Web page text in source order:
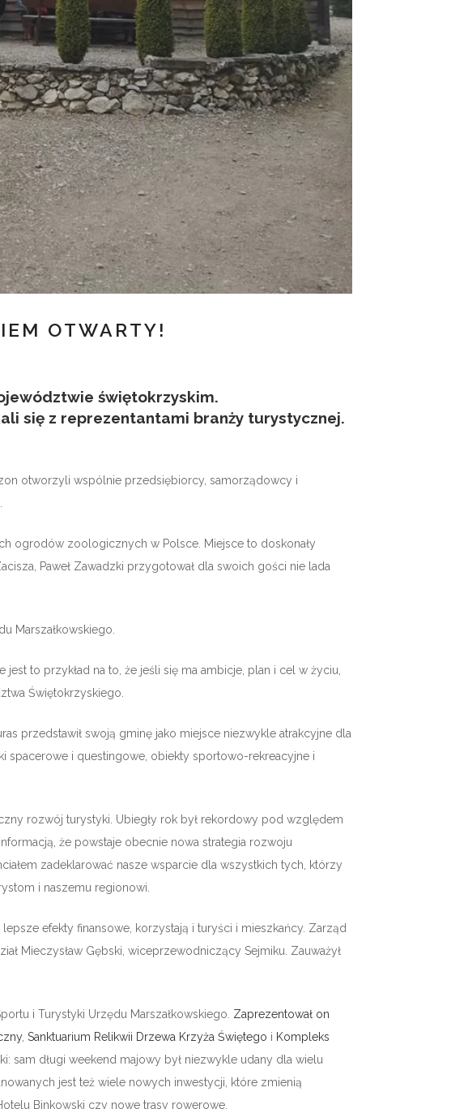
OTWARTY!
świętokrzyskim.
się z reprezentantami branży turystycznej.
otworzyli wspólnie przedsiębiorcy, samorządowcy i
ogrodów zoologicznych w Polsce. Miejsce to doskonały
Paweł Zawadzki przygotował dla swoich gości nie lada
Marszałkowskiego.
to przykład na to, że jeśli się ma ambicje, plan i cel w życiu,
Świętokrzyskiego.
przedstawił swoją gminę jako miejsce niezwykle atrakcyjne dla
spacerowe i questingowe, obiekty sportowo-rekreacyjne i
rozwój turystyki. Ubiegły rok był rekordowy pod względem
że powstaje obecnie nowa strategia rozwoju
zadeklarować nasze wsparcie dla wszystkich tych, którzy
i naszemu regionowi.
efekty finansowe, korzystają i turyści i mieszkańcy. Zarząd
Mieczysław Gębski, wiceprzewodniczący Sejmiku. Zauważył
i Turystyki Urzędu Marszałkowskiego. Zaprezentował on
, Sanktuarium Relikwii Drzewa Krzyża Świętego i Kompleks
sam długi weekend majowy był niezwykle udany dla wielu
jest też wiele nowych inwestycji, które zmienią
Binkowski czy nowe trasy rowerowe.